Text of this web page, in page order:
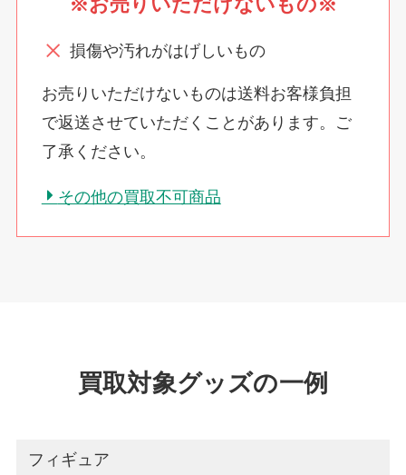
損傷や汚れがはげしいもの
お売りいただけないものは送料お客様負担
で返送させていただくことがあります。ご
了承ください。
その他の買取不可商品
買取対象グッズの一例
フィギュア